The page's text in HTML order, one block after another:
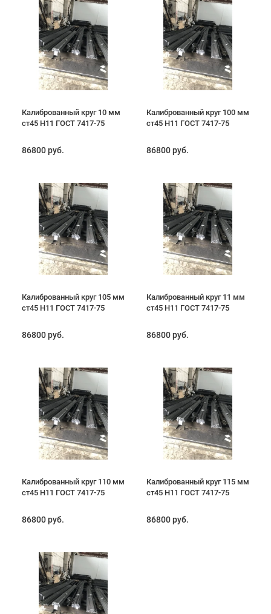
Калиброванный круг 10 мм
ст45 H11 ГОСТ 7417-75
86800 руб.
Калиброванный круг 100 мм
ст45 H11 ГОСТ 7417-75
86800 руб.
Калиброванный круг 105 мм
ст45 H11 ГОСТ 7417-75
86800 руб.
Калиброванный круг 11 мм
ст45 H11 ГОСТ 7417-75
86800 руб.
Калиброванный круг 110 мм
ст45 H11 ГОСТ 7417-75
86800 руб.
Калиброванный круг 115 мм
ст45 H11 ГОСТ 7417-75
86800 руб.